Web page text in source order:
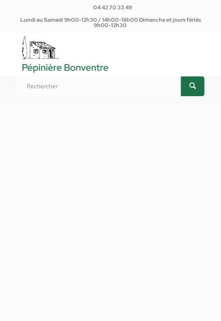
04 42 70 33 49
Lundi au Samedi 9h00-12h30 / 14h00-18h00 Dimanche et jours fériés
9h00-12h30
Annuelles, bisannuelles, vivaces